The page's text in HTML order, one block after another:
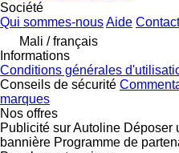
Société
Qui sommes-nousAide
Mali / français
Informations
Conditions générales
Conseils de sécurité
marques
Nos offres
Publicité sur Autoline Déposer
bannière Programme de